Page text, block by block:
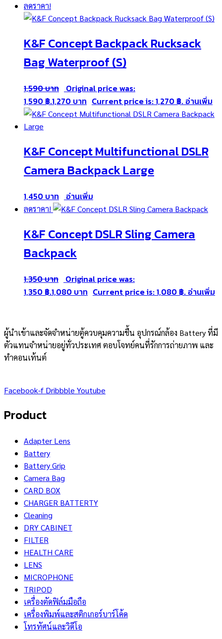
ลดราคา!
K&F Concept Backpack Rucksack
Bag Waterproof (S)
1,590
Original price was:
1,590 ฿.1,270 Current price is: 1,270 ฿. อ่านเพิ่ม
K&F Concept Multifunctional DSLR
Camera Backpack Large
1,450 อ่านเพิ่ม
ลดราคา!
K&F Concept DSLR Sling Camera
Backpack
1,350
Original price was:
1,350 ฿.1,080 Current price is: 1,080 ฿. อ่านเพิ่ม
ผู้นำเข้าและจัดจำหน่ายตู้ควบคุมความชื้น อุปกรณ์กล้อง Battery ที่มี
ตัวแทนจำหน่ายอยู่ทั่วประเทศ ตอบโจทย์คนที่รักการถ่ายภาพ และ
ทำคอนเท้นต์
Facebook-f Dribbble Youtube
Product
Adapter Lens
Battery
Battery Grip
Camera Bag
CARD BOX
CHARGER BATTERTY
Cleaning
DRY CABINET
FILTER
HEALTH CARE
LENS
MICROPHONE
TRIPOD
เครื่องตัดฟิล์มมือถือ
เครื่องพิมพ์และสติกเกอร์บาร์โค้ด
โทรทัศน์และวิดีโอ